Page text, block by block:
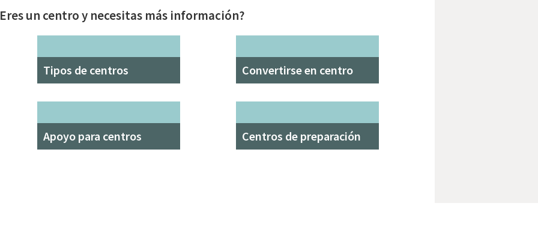
un centro y necesitas más información?
Tipos de centros Convertirse en centro
Apoyo para centros Centros de preparación